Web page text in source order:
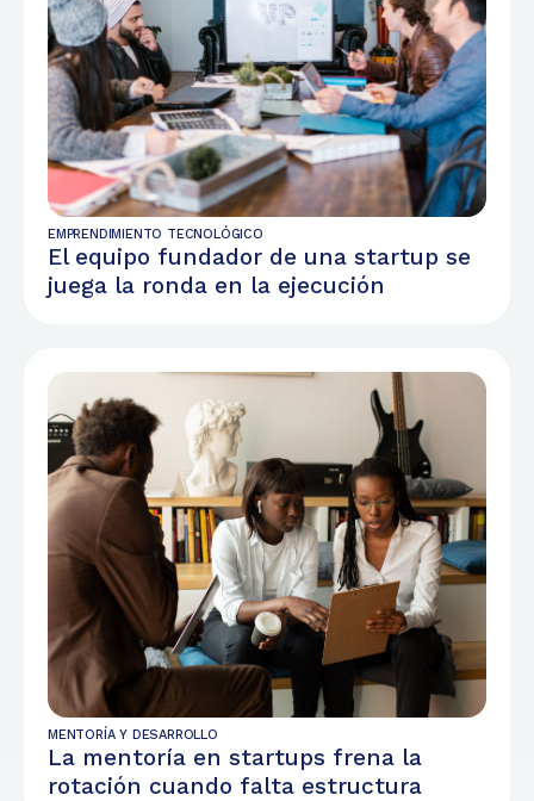
EMPRENDIMIENTO TECNOLÓGICO
El equipo fundador de una startup se
juega la ronda en la ejecución
MENTORÍA Y DESARROLLO
La mentoría en startups frena la
rotación cuando falta estructura